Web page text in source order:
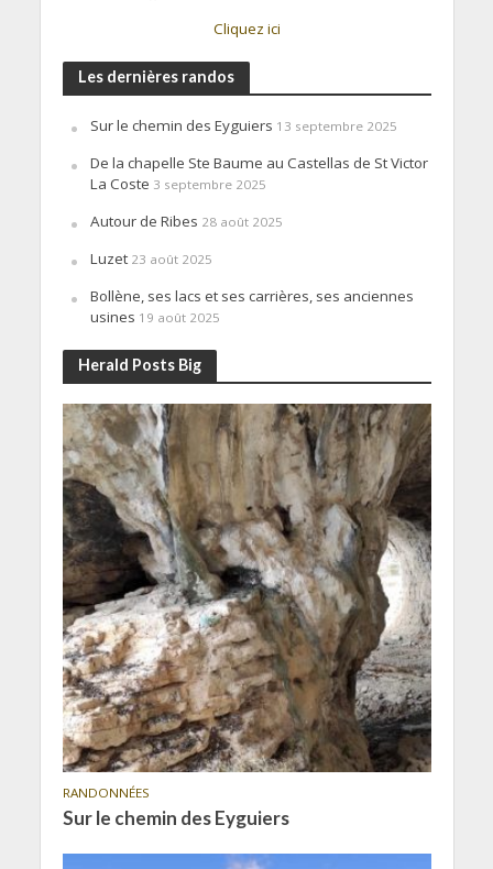
Cliquez ici
Les dernières randos
Sur le chemin des Eyguiers 13 septembre 2025
De la chapelle Ste Baume au Castellas de St Victor
La Coste 3 septembre 2025
Autour de Ribes 28 août 2025
Luzet 23 août 2025
Bollène, ses lacs et ses carrières, ses anciennes
usines 19 août 2025
Herald Posts Big
RANDONNÉES
Sur le chemin des Eyguiers